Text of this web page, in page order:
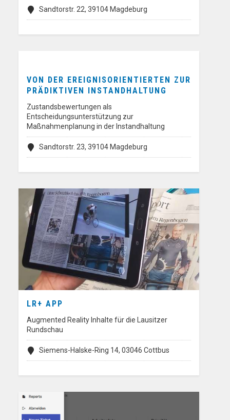
Sandtorstr. 22, 39104 Magdeburg
VON DER EREIGNISORIENTIERTEN ZUR
PRÄDIKTIVEN INSTANDHALTUNG
Zustandsbewertungen als
Entscheidungsunterstützung zur
Maßnahmenplanung in der Instandhaltung
Sandtorstr. 23, 39104 Magdeburg
LR+ APP
Augmented Reality Inhalte für die Lausitzer
Rundschau
Siemens-Halske-Ring 14, 03046 Cottbus